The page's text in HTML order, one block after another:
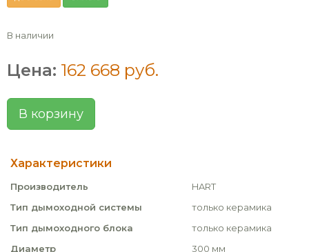
В наличии
Цена: 162 668 руб.
В корзину
Характеристики
Производитель
HART
Тип дымоходной системы
только керамика
Тип дымоходного блока
только керамика
Диаметр
300 мм